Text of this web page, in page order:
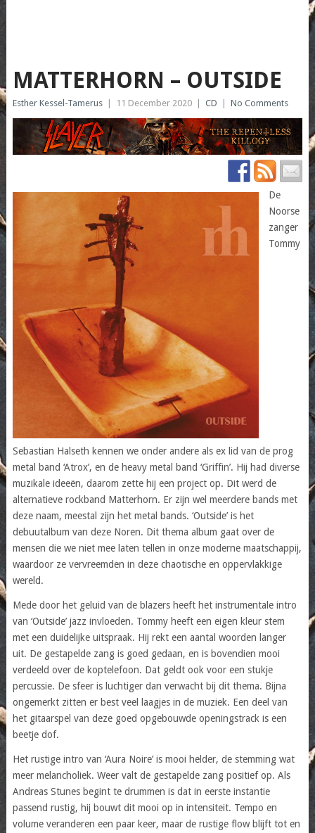
MATTERHORN – OUTSIDE
Esther Kessel-Tamerus 11 December 2020 CD No Comments
De
Noorse
zanger
Tommy
Sebastian Halseth kennen we onder andere als ex lid van de prog
metal band ‘Atrox’, en de heavy metal band ‘Griffin’. Hij had diverse
muzikale ideeën, daarom zette hij een project op. Dit werd de
alternatieve rockband Matterhorn. Er zijn wel meerdere bands met
deze naam, meestal zijn het metal bands. ‘Outside’ is het
debuutalbum van deze Noren. Dit thema album gaat over de
mensen die we niet mee laten tellen in onze moderne maatschappij,
waardoor ze vervreemden in deze chaotische en oppervlakkige
wereld.
Mede door het geluid van de blazers heeft het instrumentale intro
van ‘Outside’ jazz invloeden. Tommy heeft een eigen kleur stem
met een duidelijke uitspraak. Hij rekt een aantal woorden langer
uit. De gestapelde zang is goed gedaan, en is bovendien mooi
verdeeld over de koptelefoon. Dat geldt ook voor een stukje
percussie. De sfeer is luchtiger dan verwacht bij dit thema. Bijna
ongemerkt zitten er best veel laagjes in de muziek. Een deel van
het gitaarspel van deze goed opgebouwde openingstrack is een
beetje dof.
Het rustige intro van ‘Aura Noire’ is mooi helder, de stemming wat
meer melancholiek. Weer valt de gestapelde zang positief op. Als
Andreas Stunes begint te drummen is dat in eerste instantie
passend rustig, hij bouwt dit mooi op in intensiteit. Tempo en
volume veranderen een paar keer, maar de rustige flow blijft tot en